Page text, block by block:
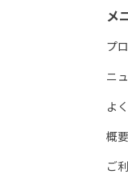
メ
プ
ニ
よ
概要
ご